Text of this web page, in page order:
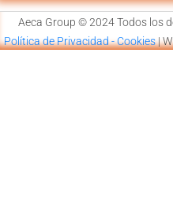
Aeca Group © 2024 Todos los
Política de Privacidad - Cookies|